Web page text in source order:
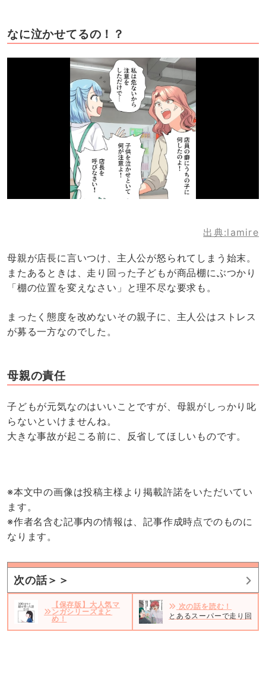
なに泣かせてるの！？
出典:lamire
母親が店長に言いつけ、主人公が怒られてしまう始末。
またあるときは、走り回った子どもが商品棚にぶつかり
「棚の位置を変えなさい」と理不尽な要求も。
まったく態度を改めないその親子に、主人公はストレス
が募る一方なのでした。
母親の責任
子どもが元気なのはいいことですが、母親がしっかり叱
らないといけませんね。
大きな事故が起こる前に、反省してほしいものです。
※本文中の画像は投稿主様より掲載許諾をいただいてい
ます。
※作者名含む記事内の情報は、記事作成時点でのものに
なります。
次の話＞＞
【保存版】大人気マ
ンガシリーズまと
め！
次の話を読む！
とあるスーパーで走り回っ